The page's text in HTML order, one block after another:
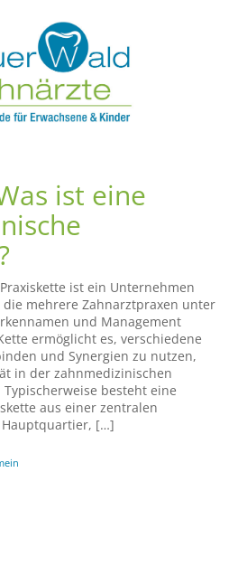
ist eine
ist ein Unternehmen
mehrere Zahnarztpraxen unter
und Management
ermöglicht es, verschiedene
und Synergien zu nutzen,
in der zahnmedizinischen
besteht eine
aus einer zentralen
[…]